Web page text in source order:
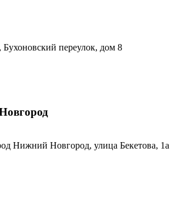
Бухоновский переулок, дом 8
Нижний Новгород, улица Бекетова, 1а